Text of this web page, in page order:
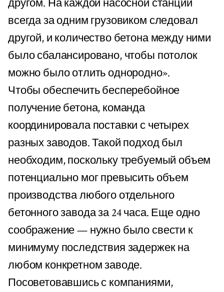
другом. На каждой насосной станции
всегда за одним грузовиком следовал
другой, и количество бетона между ними
было сбалансировано, чтобы потолок
можно было отлить однородно».
Чтобы обеспечить бесперебойное
получение бетона, команда
координировала поставки с четырех
разных заводов. Такой подход был
необходим, поскольку требуемый объем
потенциально мог превысить объем
производства любого отдельного
бетонного завода за 24 часа. Еще одно
соображение — нужно было свести к
минимуму последствия задержек на
любом конкретном заводе.
Посоветовавшись с компаниями,